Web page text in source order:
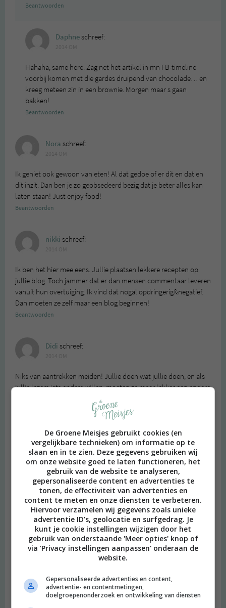
Beantwoorden
Daphneschreef:
Hahaha, same here. Zag net het artikel in mn FB-timeline
voorbij komen met die gardes druipend van chocolade… en
kreeg meteen zin in een brownie. Morgen maar s gaan
bakken!
Beantwoorden
Nora schreef:
Ik geniet ook gewoon van eten! Al dat gedoe of er dit en dat en
dit inzit. Dan ben je zo geobsedeerd bezig dat je beter alles kan
laten staan! Just enjoy food!
Beantwoorden
nikki schreef:
Ik ben het hier mee eens. Jullie plaatsen lekkere recepten op
jullie blog. Toch jammer dat er dan mensen commentaar leveren
vanuit hun overtuiging. Ik vind dat nogal opdringerig&negatief.
Dan moeten ze zelf maar een blog beginnen!
Beantwoorden
Didi schreef:
Niks van aantrekken meiden! Jullie doen wat jullie doen, en als
jullie lezers iets anders willen, moeten ze maar lekker een andere
blog lezen, aight?! Iedereen z’n eigen weg (is niet makkelijk!).
Jannekeschreef:
2014 OM
Beantwoorden
noelleschreef:
2014 OM
Super blog dames. Ik ben het er helemaal mee eens. Ik ben ook
vegan voor de dieren. Eten is voor mij nog steeds ook genieten.
van frietje speciaal met veganaise, pizza, chippies met dip,
nootjes, broodjes en pasta.
De Groene Meisjes gebruikt cookies (en
vergelijkbare technieken) om informatie op te
slaan en in te zien. Deze gegevens gebruiken wij
om onze website goed te laten functioneren, het
gebruik van de website te analyseren,
gepersonaliseerde content en advertenties te
tonen, de effectiviteit van advertenties en
content te meten en onze diensten te verbeteren.
Hiervoor verzamelen wij gegevens zoals unieke
advertentie ID’s, geolocatie en surfgedrag. Je
kunt je cookie instellingen wijzigen door het
gebruik van onderstaande 'Meer opties' knop of
via 'Privacy instellingen aanpassen' onderaan de
website.
Gepersonaliseerde advertenties en content,
advertentie- en contentmetingen,
doelgroepenonderzoek en ontwikkeling van diensten